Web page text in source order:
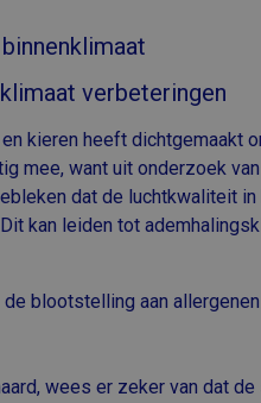
verbeteringen
kieren heeft dichtgemaakt
mee, want uit onderzoek
dat de luchtkwaliteit
kan leiden tot
blootstelling aan
wees er zeker van dat